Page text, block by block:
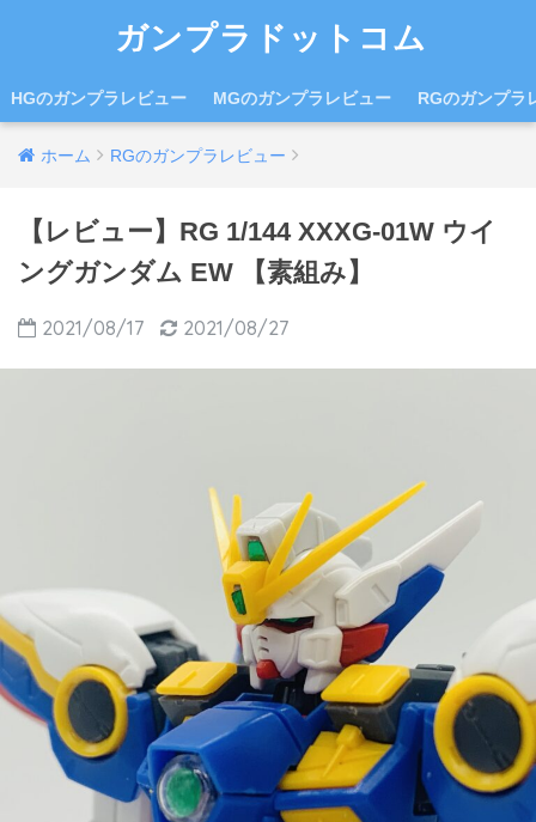
ガンプラドットコム
HGのガンプラレビュー MGのガンプラレビュー RGのガンプラ
ホーム RGのガンプラレビュー
【レビュー】RG 1/144 XXXG-01W ウイ
ングガンダム EW 【素組み】
2021/08/17 2021/08/27